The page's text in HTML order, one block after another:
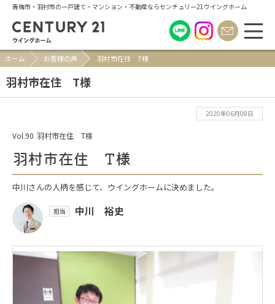
青梅市・羽村市の一戸建て・マンション・不動産ならセンチュリー21ウイングホーム
ホーム お客様の声 羽村市在住 T様
羽村市在住 T様
2020年06月08日
Vol.90 羽村市在住 T様
羽村市在住 T様
中川さんの人柄を感じて、ウイングホームに決めました。
担当 中川 裕史